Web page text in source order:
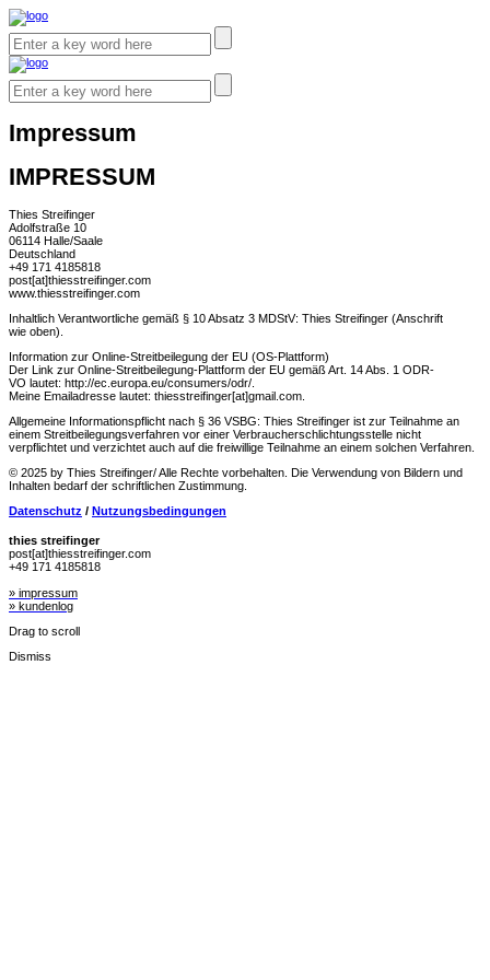
Impressum
IMPRESSUM
Thies Streifinger
Adolfstraße 10
06114 Halle/Saale
Deutschland
+49 171 4185818
post[at]thiesstreifinger.com
www​.thiesstreifinger​.com
Inhaltlich Verantwortliche gemäß § 10 Absatz 3 MDStV: Thies Streifinger (Anschrift
wie oben).
Information zur Online-Streitbeilegung der EU (OS-Plattform)
Der Link zur Online-Streitbeilegung-Plattform der EU gemäß Art. 14 Abs. 1 ODR-
VO lautet: http://​ec​.europa​.eu/​c​o​n​s​u​m​e​r​s​/​o​dr/.
Meine Emailadresse lautet: thiesstreifinger[at]gmail.com.
Allgemeine Informationspflicht nach § 36 VSBG: Thies Streifinger ist zur Teilnahme an
einem Streitbeilegungsverfahren vor einer Verbraucherschlichtungsstelle nicht
verpflichtet und verzichtet auch auf die freiwillige Teilnahme an einem solchen Verfahren.
© 2025 by Thies Streifinger/ Alle Rechte vorbehalten. Die Verwendung von Bildern und
Inhalten bedarf der schriftlichen Zustimmung.
Datenschutz / Nutzungsbedingungen
thies streifinger
post[at]thiesstreifinger.com
+49 171 4185818
» impressum
» kundenlog
Drag to scroll
Dismiss